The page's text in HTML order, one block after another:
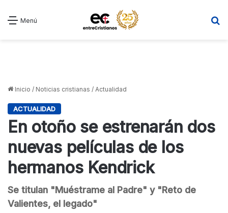
Menú
Inicio / Noticias cristianas / Actualidad
ACTUALIDAD
En otoño se estrenarán dos
nuevas películas de los
hermanos Kendrick
Se titulan "Muéstrame al Padre" y "Reto de
Valientes, el legado"